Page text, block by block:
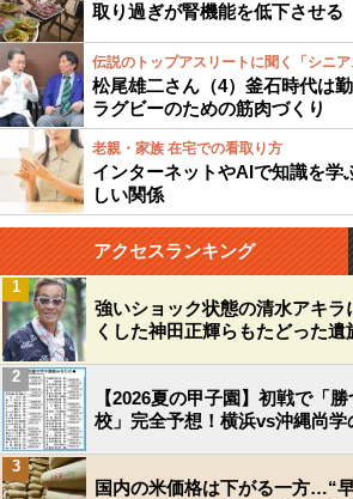
取り過ぎが腎機能を低下させる
伝説のトップアスリートに聞く「シニア
松尾雄二さん（4）釜石時代は
ラグビーのための筋肉づくり
老親・家族 在宅での看取り方
インターネットやAIで知識を学
しい関係
アクセスランキング
強いショック状態の清水アキ
くした神田正輝らもたどった遺
1
【2026夏の甲子園】初戦で「
校」完全予想！横浜vs沖縄尚
2
国内の米価格は下がる一方…“
3